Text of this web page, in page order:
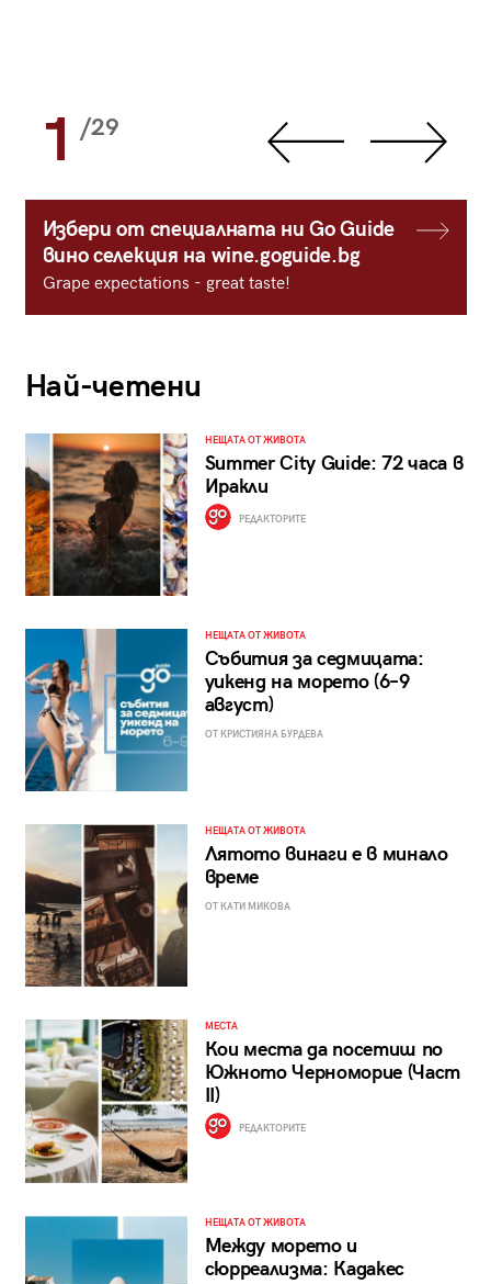
1 /29
Избери от специалната ни Go Guide
вино селекция на wine.goguide.bg
Grape expectations - great taste!
Най-четени
НЕЩАТА ОТ ЖИВОТА
Summer City Guide: 72 часа в
Иракли
РЕДАКТОРИТЕ
НЕЩАТА ОТ ЖИВОТА
Събития за седмицата:
уикенд на морето (6–9
август)
ОТ КРИСТИЯНА БУРДЕВА
НЕЩАТА ОТ ЖИВОТА
Лятото винаги е в минало
време
ОТ КАТИ МИКОВА
МЕСТА
Кои места да посетиш по
Южното Черноморие (Част
II)
РЕДАКТОРИТЕ
НЕЩАТА ОТ ЖИВОТА
Между морето и
сюрреализма: Кадакес